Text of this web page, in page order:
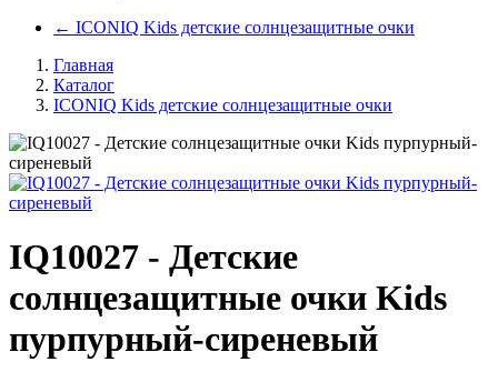
← ICONIQ Kids детские солнцезащитные очки
Главная
Каталог
ICONIQ Kids детские солнцезащитные очки
IQ10027 - Детские
солнцезащитные очки Kids
пурпурный-сиреневый